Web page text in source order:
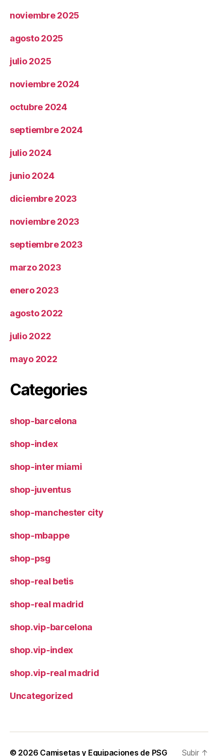
noviembre 2025
agosto 2025
julio 2025
noviembre 2024
octubre 2024
septiembre 2024
julio 2024
junio 2024
diciembre 2023
noviembre 2023
septiembre 2023
marzo 2023
enero 2023
agosto 2022
julio 2022
mayo 2022
Categories
shop-barcelona
shop-index
shop-inter miami
shop-juventus
shop-manchester city
shop-mbappe
shop-psg
shop-real betis
shop-real madrid
shop.vip-barcelona
shop.vip-index
shop.vip-real madrid
Uncategorized
© 2026 Camisetas y Equipaciones de PSG Subir ↑